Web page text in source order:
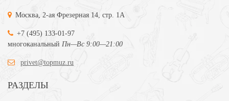
Москва, 2-ая Фрезерная 14, стр. 1А
+7 (495) 133-01-97
многоканальный Пн—Вс 9:00—21:00
privet@topmuz.ru
РАЗДЕЛЫ